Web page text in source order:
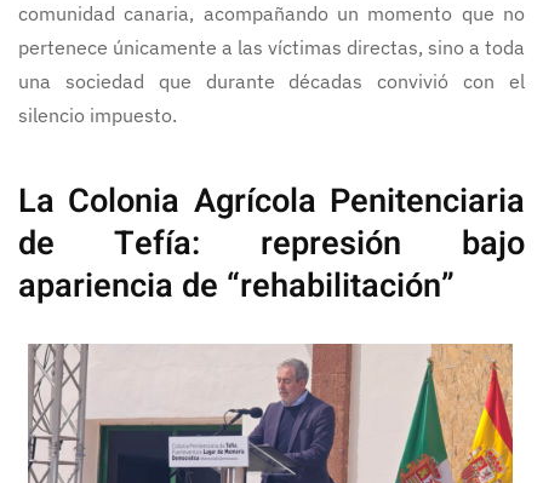
comunidad canaria, acompañando un momento que no
pertenece únicamente a las víctimas directas, sino a toda
una sociedad que durante décadas convivió con el
silencio impuesto.
La Colonia Agrícola Penitenciaria
de Tefía: represión bajo
apariencia de “rehabilitación”